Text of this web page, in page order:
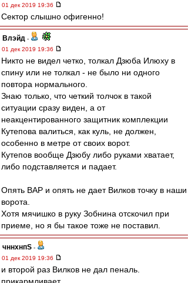
01 дек 2019 19:36
Сектор слышно офигенно!
Влэйд -
01 дек 2019 19:36
Никто не видел четко, толкал Дзюба Илюху в
спину или не толкал - не было ни одного
повтора нормального.
Знаю только, что четкий толчок в такой
ситуации сразу виден, а от
неакцентированного защитник комплекции
Кутепова валиться, как куль, не должен,
особенно в метре от своих ворот.
Кутепов вообще Дзюбу либо руками хватает,
либо подставляется и падает.
Опять ВАР и опять не дает Вилков точку в наши
ворота.
Хотя мячишко в руку Зобнина отскочил при
приеме, но я бы такое тоже не поставил.
чннхнпS -
01 дек 2019 19:36
и второй раз Вилков не дал пеналь.